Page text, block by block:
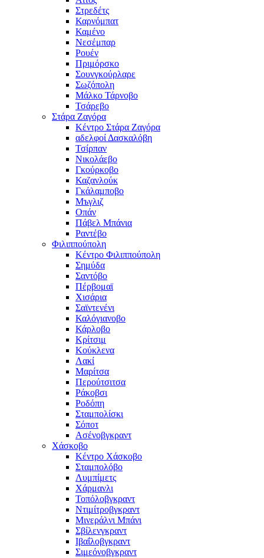
Στρεδέτς
Καρνόμπατ
Καμένο
Νεσέμπαρ
Ρουέν
Πριμόρσκο
Σουνγκούρλαρε
Σωζόπολη
Μάλκο Τάρνοβο
Τσάρεβο
Στάρα Ζαγόρα
Κέντρο Στάρα Ζαγόρα
αδελφοί Δασκαλόβη
Τσίρπαν
Νικολάεβο
Γκούρκοβο
Καζανλούκ
Γκάλαμποβο
Μъγλιζ
Οπάν
Πάβελ Μπάνια
Ραντέβο
Φιλιππούπολη
Κέντρο Φιλιππούπολη
Σημύδα
Σαντόβο
Πέρβομαϊ
Χισάρια
Σαϊντενένι
Καλόγιανοβο
Κάρλοβο
Κρίτσιμ
Κούκλενα
Λακί
Μαρίτσα
Περούτσιτσα
Ράκοβσι
Ροδόπη
Σταμπολίσκι
Σόποτ
Ασένοβγκραντ
Χάσκοβο
Κέντρο Χάσκοβο
Σταμπολόβο
Λυμπίμετς
Χάρμανλι
Τοπόλοβγκραντ
Ντιμίτροβγκραντ
Μινεράλνι Μπάνι
Σβίλενγκραντ
Ιβαΐλοβγκραντ
Σιμεόνοβγκραντ